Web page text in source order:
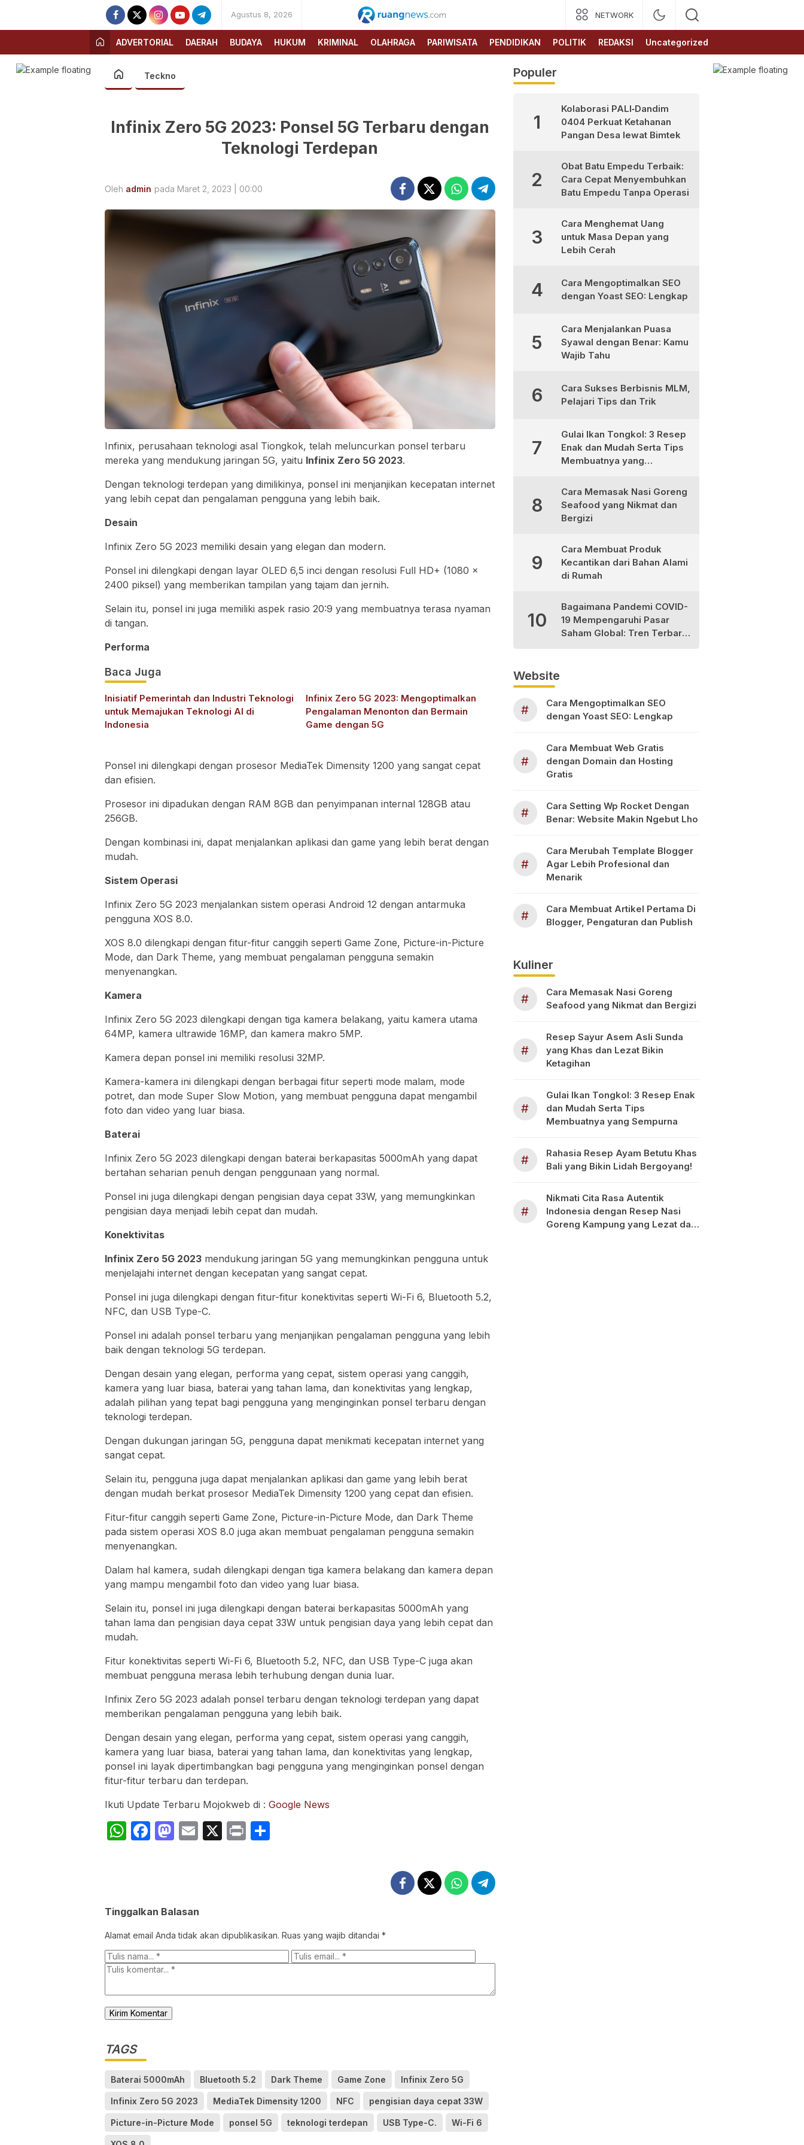
Agustus 8, 2026
RUANG
NEWS
NETWORK
ADVERTORIAL DAERAH BUDAYA HUKUM KRIMINAL OLAHRAGA PARIWISATA PENDIDIKAN POLITIK REDAKSI Uncategorized
Teckno
Infinix Zero 5G 2023: Ponsel 5G Terbaru dengan
Teknologi Terdepan
Oleh admin pada Maret 2, 2023 | 00:00
Infinix, perusahaan teknologi asal Tiongkok, telah meluncurkan ponsel terbaru
mereka yang mendukung jaringan 5G, yaitu Infinix Zero 5G 2023.
Dengan teknologi terdepan yang dimilikinya, ponsel ini menjanjikan kecepatan internet
yang lebih cepat dan pengalaman pengguna yang lebih baik.
Desain
Infinix Zero 5G 2023 memiliki desain yang elegan dan modern.
Ponsel ini dilengkapi dengan layar OLED 6,5 inci dengan resolusi Full HD+ (1080 x
2400 piksel) yang memberikan tampilan yang tajam dan jernih.
Selain itu, ponsel ini juga memiliki aspek rasio 20:9 yang membuatnya terasa nyaman
di tangan.
Performa
Baca Juga
Inisiatif Pemerintah dan Industri Teknologi
untuk Memajukan Teknologi AI di
Indonesia
Infinix Zero 5G 2023: Mengoptimalkan
Pengalaman Menonton dan Bermain
Game dengan 5G
Ponsel ini dilengkapi dengan prosesor MediaTek Dimensity 1200 yang sangat cepat
dan efisien.
Prosesor ini dipadukan dengan RAM 8GB dan penyimpanan internal 128GB atau
256GB.
Dengan kombinasi ini, dapat menjalankan aplikasi dan game yang lebih berat dengan
mudah.
Sistem Operasi
Infinix Zero 5G 2023 menjalankan sistem operasi Android 12 dengan antarmuka
pengguna XOS 8.0.
XOS 8.0 dilengkapi dengan fitur-fitur canggih seperti Game Zone, Picture-in-Picture
Mode, dan Dark Theme, yang membuat pengalaman pengguna semakin
menyenangkan.
Kamera
Infinix Zero 5G 2023 dilengkapi dengan tiga kamera belakang, yaitu kamera utama
64MP, kamera ultrawide 16MP, dan kamera makro 5MP.
Kamera depan ponsel ini memiliki resolusi 32MP.
Kamera-kamera ini dilengkapi dengan berbagai fitur seperti mode malam, mode
potret, dan mode Super Slow Motion, yang membuat pengguna dapat mengambil
foto dan video yang luar biasa.
Baterai
Infinix Zero 5G 2023 dilengkapi dengan baterai berkapasitas 5000mAh yang dapat
bertahan seharian penuh dengan penggunaan yang normal.
Ponsel ini juga dilengkapi dengan pengisian daya cepat 33W, yang memungkinkan
pengisian daya menjadi lebih cepat dan mudah.
Konektivitas
Infinix Zero 5G 2023 mendukung jaringan 5G yang memungkinkan pengguna untuk
menjelajahi internet dengan kecepatan yang sangat cepat.
Ponsel ini juga dilengkapi dengan fitur-fitur konektivitas seperti Wi-Fi 6, Bluetooth 5.2,
NFC, dan USB Type-C.
Ponsel ini adalah ponsel terbaru yang menjanjikan pengalaman pengguna yang lebih
baik dengan teknologi 5G terdepan.
Dengan desain yang elegan, performa yang cepat, sistem operasi yang canggih,
kamera yang luar biasa, baterai yang tahan lama, dan konektivitas yang lengkap,
adalah pilihan yang tepat bagi pengguna yang menginginkan ponsel terbaru dengan
teknologi terdepan.
Dengan dukungan jaringan 5G, pengguna dapat menikmati kecepatan internet yang
sangat cepat.
Selain itu, pengguna juga dapat menjalankan aplikasi dan game yang lebih berat
dengan mudah berkat prosesor MediaTek Dimensity 1200 yang cepat dan efisien.
Fitur-fitur canggih seperti Game Zone, Picture-in-Picture Mode, dan Dark Theme
pada sistem operasi XOS 8.0 juga akan membuat pengalaman pengguna semakin
menyenangkan.
Dalam hal kamera, sudah dilengkapi dengan tiga kamera belakang dan kamera depan
yang mampu mengambil foto dan video yang luar biasa.
Selain itu, ponsel ini juga dilengkapi dengan baterai berkapasitas 5000mAh yang
tahan lama dan pengisian daya cepat 33W untuk pengisian daya yang lebih cepat dan
mudah.
Fitur konektivitas seperti Wi-Fi 6, Bluetooth 5.2, NFC, dan USB Type-C juga akan
membuat pengguna merasa lebih terhubung dengan dunia luar.
Infinix Zero 5G 2023 adalah ponsel terbaru dengan teknologi terdepan yang dapat
memberikan pengalaman pengguna yang lebih baik.
Dengan desain yang elegan, performa yang cepat, sistem operasi yang canggih,
kamera yang luar biasa, baterai yang tahan lama, dan konektivitas yang lengkap,
ponsel ini layak dipertimbangkan bagi pengguna yang menginginkan ponsel dengan
fitur-fitur terbaru dan terdepan.
Ikuti Update Terbaru Mojokweb di : Google News
WhatsApp
Facebook
Mastodon
Email
X Print
Tinggalkan Balasan
Alamat email Anda tidak akan dipublikasikan. Ruas yang wajib ditandai *
TAGS
Baterai 5000mAh Bluetooth 5.2 Dark Theme Game Zone Infinix Zero 5G
Infinix Zero 5G 2023 MediaTek Dimensity 1200 NFC pengisian daya cepat 33W
Picture-in-Picture Mode ponsel 5G teknologi terdepan USB Type-C. Wi-Fi 6
Populer
1
Kolaborasi PALI‑Dandim
0404 Perkuat Ketahanan
Pangan Desa lewat Bimtek
2
Obat Batu Empedu Terbaik:
Cara Cepat Menyembuhkan
Batu Empedu Tanpa Operasi
3
Cara Menghemat Uang
untuk Masa Depan yang
Lebih Cerah
4
Cara Mengoptimalkan SEO
dengan Yoast SEO: Lengkap
5
Cara Menjalankan Puasa
Syawal dengan Benar: Kamu
Wajib Tahu
6
Cara Sukses Berbisnis MLM,
Pelajari Tips dan Trik
7
Gulai Ikan Tongkol: 3 Resep
Enak dan Mudah Serta Tips
Membuatnya yang
8
Cara Memasak Nasi Goreng
Seafood yang Nikmat dan
Bergizi
9
Cara Membuat Produk
Kecantikan dari Bahan Alami
di Rumah
10
Bagaimana Pandemi COVID-
19 Mempengaruhi Pasar
Saham Global: Tren Terbaru
Website
#
Cara Mengoptimalkan SEO
dengan Yoast SEO: Lengkap
#
Cara Membuat Web Gratis
dengan Domain dan Hosting
Gratis
#
Cara Setting Wp Rocket Dengan
Benar: Website Makin Ngebut Lho
#
Cara Merubah Template Blogger
Agar Lebih Profesional dan
Menarik
#
Cara Membuat Artikel Pertama Di
Blogger, Pengaturan dan Publish
Kuliner
#
Cara Memasak Nasi Goreng
Seafood yang Nikmat dan Bergizi
#
Resep Sayur Asem Asli Sunda
yang Khas dan Lezat Bikin
Ketagihan
#
Gulai Ikan Tongkol: 3 Resep Enak
dan Mudah Serta Tips
Membuatnya yang Sempurna
#
Rahasia Resep Ayam Betutu Khas
Bali yang Bikin Lidah Bergoyang!
#
Nikmati Cita Rasa Autentik
Indonesia dengan Resep Nasi
Goreng Kampung yang Lezat dan